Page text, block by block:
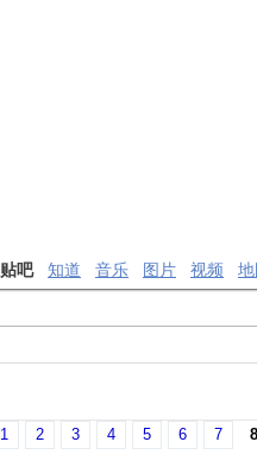
贴吧 知道 音乐 图片 视频
1 2 3 4 5 6 7 8